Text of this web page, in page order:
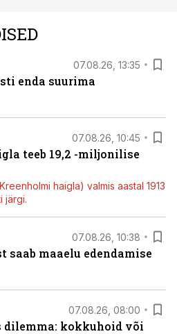
07.08.26, 13:35
enda suurima
07.08.26, 10:45
teeb 19,2 -miljonilise
haigla) valmis aastal 1913
järgi.
07.08.26, 10:38
saab maaelu edendamise
07.08.26, 08:00
kokkuhoid või